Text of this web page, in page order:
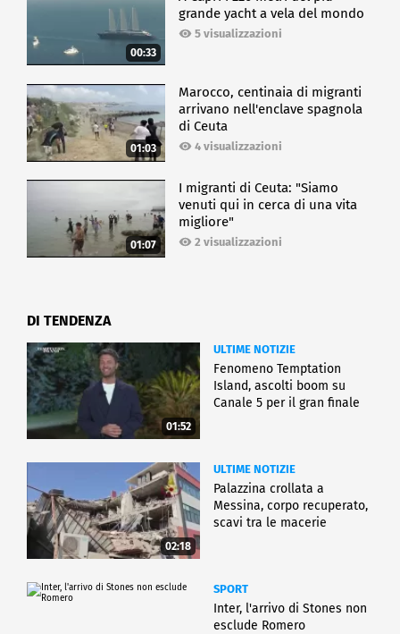
00:33
grande yacht a vela del mondo
5 visualizzazioni
01:03
Marocco, centinaia di migranti
arrivano nell'enclave spagnola
di Ceuta
4 visualizzazioni
01:07
I migranti di Ceuta: "Siamo
venuti qui in cerca di una vita
migliore"
2 visualizzazioni
DI TENDENZA
01:52
ULTIME NOTIZIE
Fenomeno Temptation
Island, ascolti boom su
Canale 5 per il gran finale
02:18
ULTIME NOTIZIE
Palazzina crollata a
Messina, corpo recuperato,
scavi tra le macerie
SPORT
Inter, l'arrivo di Stones non
esclude Romero